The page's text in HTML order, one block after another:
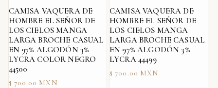
CAMISA VAQUERA DE
HOMBRE EL SEÑOR DE
LOS CIELOS MANGA
LARGA BROCHE CASUAL
EN 97% ALGODÓN 3%
LYCRA COLOR NEGRO
44500
Precio
$ 700.00 MXN
CAMISA VAQUERA DE
HOMBRE EL SEÑOR DE
LOS CIELOS MANGA
LARGA BROCHE CASUAL
EN 97% ALGODÓN 3%
LYCRA 44499
Precio
$ 700.00 MXN